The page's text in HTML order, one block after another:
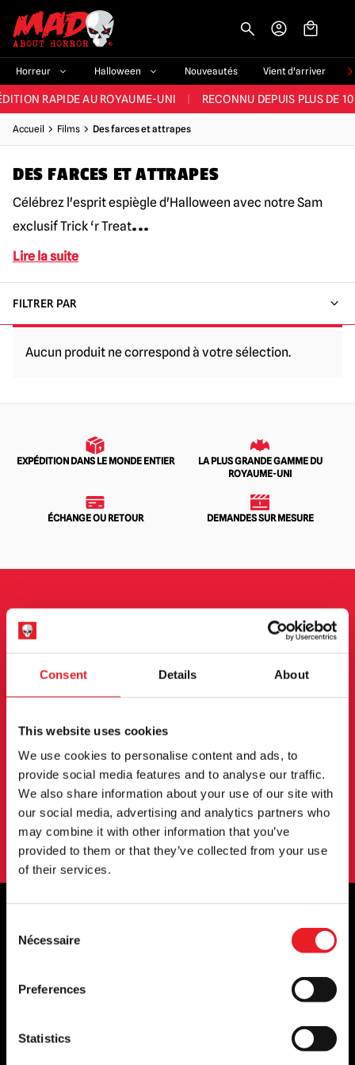
Consent Details About
This website uses cookies
We use cookies to personalise content and ads, to
provide social media features and to analyse our traffic.
We also share information about your use of our site with
our social media, advertising and analytics partners who
may combine it with other information that you’ve
provided to them or that they’ve collected from your use
of their services.
Selection
Nécessaire
Preferences
Statistics
Horreur Halloween Nouveautés Vient d'arriver
ET LA MEILLEURE GAMME DU ROYAUME-UNI PLUS DE 60 000
RAPIDE AU ROYAUME-UNI RECONNU DEPUIS PLUS DE
NOUVEAUX PRODUITS DÉRIVÉS D'HORREUR CHAQUE SEMAINE
ET LA MEILLEURE GAMME DU ROYAUME-UNI
Accueil Films Des farces et attrapes
DES FARCES ET ATTRAPES
Célébrez l'esprit espiègle d'Halloween avec notre Sam
exclusif Trick ‘r Treat...
Lire la suite
FILTRER PAR
Aucun produit ne correspond à votre sélection.
EXPÉDITION DANS LE MONDE ENTIER
LA PLUS GRANDE GAMME DU
ROYAUME-UNI
ÉCHANGE OU RETOUR DEMANDES SUR MESURE
INSCRIPTION AU BULLETIN
D'INFORMATION
événements et plus encore.
S'INSCRIRE
En vous abonnant à notre newsletter, vous acceptez nos
conditions d'utilisation.politique de confidentialité.
STOCKISTES OFFICIELS DU ROYAUME-